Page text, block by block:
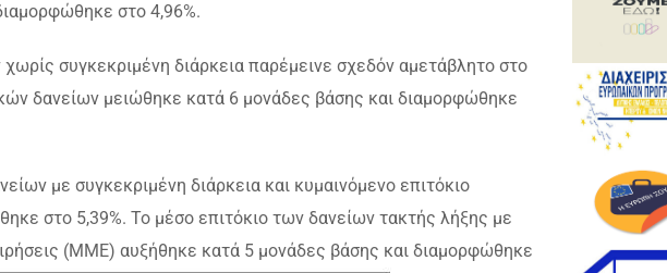
στο 4,96%.
συγκεκριμένη διάρκεια παρέμεινε σχεδόν αμετάβλητο στο
δανείων μειώθηκε κατά 6 μονάδες βάσης και διαμορφώθηκε
με συγκεκριμένη διάρκεια και κυμαινόμενο επιτόκιο
στο 5,39%. Το μέσο επιτόκιο των δανείων τακτής λήξης με
(ΜΜΕ) αυξήθηκε κατά 5 μονάδες βάσης και διαμορφώθηκε